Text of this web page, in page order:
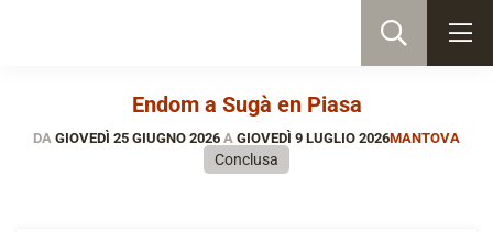
Endom a Sugà en Piasa
DA GIOVEDÌ 25 GIUGNO 2026 A GIOVEDÌ 9 LUGLIO 2026MANTOVA
Conclusa